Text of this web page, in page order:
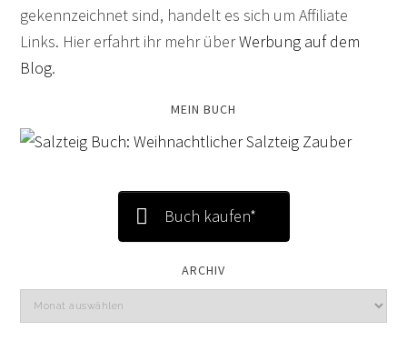
gekennzeichnet sind, handelt es sich um Affiliate
Links. Hier erfahrt ihr mehr überWerbung auf dem
Blog.
MEIN BUCH
Buch kaufen*
ARCHIV